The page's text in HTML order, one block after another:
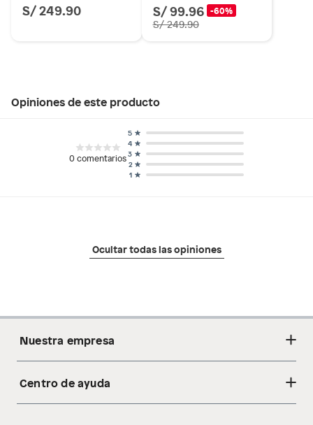
S/ 249.90 S/ 99.96 -60%
S/ 249.90
Opiniones de este producto
0comentarios
1
2
3
4
5
Ocultar todas las opiniones
Nuestra empresa
Acerca de nosotros
Centro de ayuda